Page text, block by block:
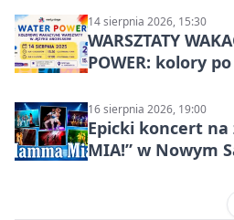
14 sierpnia 2026, 15:30
WARSZTATY
POWER: kolory
16 sierpnia 2026, 19:00
Epicki koncert na
MIA!” w Nowym